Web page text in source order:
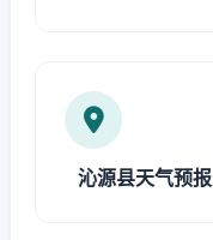
沁源县天气预报